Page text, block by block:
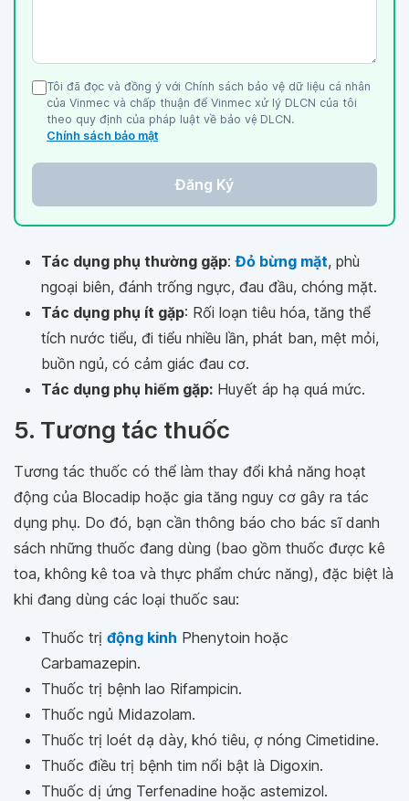
Tôi đã đọc và đồng ý với Chính sách bảo vệ dữ liệu cá nhân
của Vinmec và chấp thuận để Vinmec xử lý DLCN của tôi
theo quy định của pháp luật về bảo vệ DLCN.
Chính sách bảo mật
Đăng Ký
Tác dụng phụ thường gặp:Đỏ bừng mặt, phù
ngoại biên, đánh trống ngực, đau đầu, chóng mặt.
Tác dụng phụ ít gặp: Rối loạn tiêu hóa, tăng thể
tích nước tiểu, đi tiểu nhiều lần, phát ban, mệt mỏi,
buồn ngủ, có cảm giác đau cơ.
Tác dụng phụ hiếm gặp: Huyết áp hạ quá mức.
5. Tương tác thuốc
Tương tác thuốc có thể làm thay đổi khả năng hoạt
động của Blocadip hoặc gia tăng nguy cơ gây ra tác
dụng phụ. Do đó, bạn cần thông báo cho bác sĩ danh
sách những thuốc đang dùng (bao gồm thuốc được kê
toa, không kê toa và thực phẩm chức năng), đặc biệt là
khi đang dùng các loại thuốc sau:
Thuốc trị động kinh Phenytoin hoặc
Carbamazepin.
Thuốc trị bệnh lao Rifampicin.
Thuốc ngủ Midazolam.
Thuốc trị loét dạ dày, khó tiêu, ợ nóng Cimetidine.
Thuốc điều trị bệnh tim nổi bật là Digoxin.
Thuốc dị ứng Terfenadine hoặc astemizol.